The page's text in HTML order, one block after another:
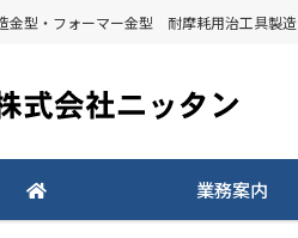
金型・フォーマー金型 耐摩耗用治工具製造
業務案内